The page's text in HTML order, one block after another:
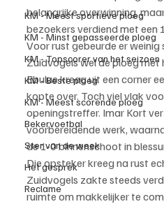
KM - Meest sportieve ploeg
KM - Minst gepasseerde ploeg
KM - Topscorer van het seizoen
KM - Beste ploeg
KM - Meest scorende ploeg
Bekervoetbal
Ster van de week
Het gesprek
Reclame
belangrijke overwinning,
bezoekers verdiend met een
Voor rust gebeurde er
Zuidvogels wel de ploeg met
Ebulue kreeg uit een corner
kopte over. Toch viel vlak
openingstreffer. Imar Kort
voorbereidende werk,
de 1-0 binnenschoot in
Die opsteker kreeg na rust
Zuidvogels zakte steeds
ruimte om makkelijker te